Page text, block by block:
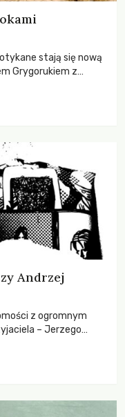
stają się nową
Grygorukiem z
Andrzej
z ogromnym
– Jerzego